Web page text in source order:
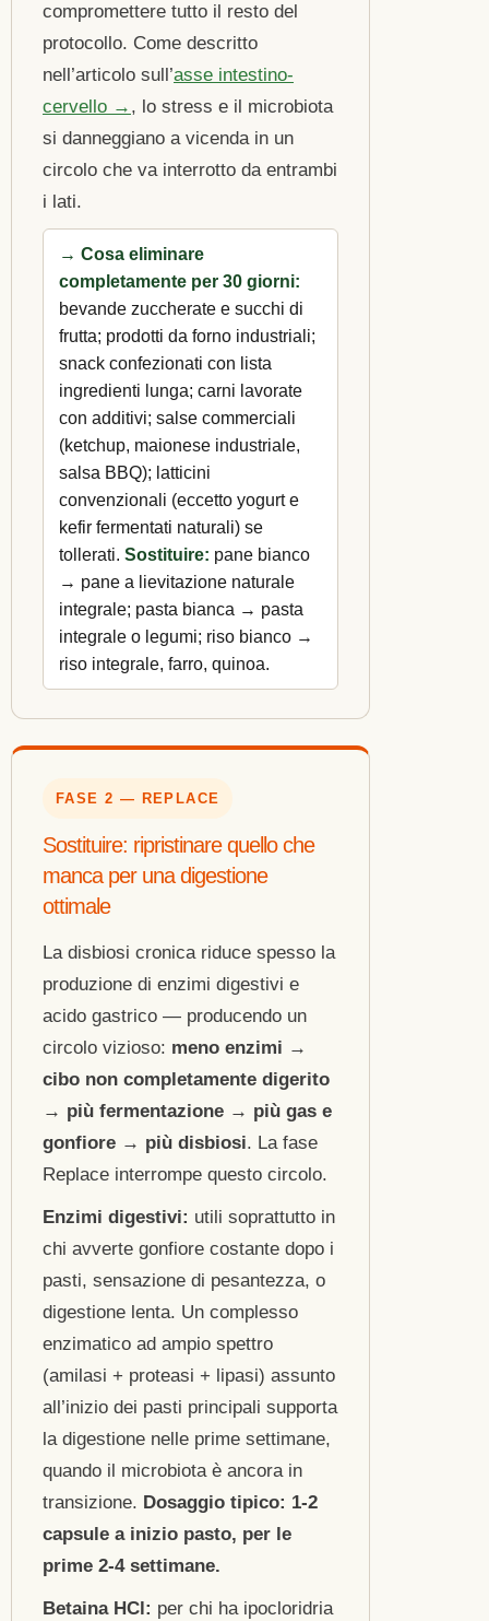
compromettere tutto il resto del
protocollo. Come descritto
nell’articolo sull’asse intestino-
cervello → , lo stress e il microbiota
si danneggiano a vicenda in un
circolo che va interrotto da entrambi
i lati.
→ Cosa eliminare
completamente per 30 giorni:
bevande zuccherate e succhi di
frutta; prodotti da forno industriali;
snack confezionati con lista
ingredienti lunga; carni lavorate
con additivi; salse commerciali
(ketchup, maionese industriale,
salsa BBQ); latticini
convenzionali (eccetto yogurt e
kefir fermentati naturali) se
tollerati. Sostituire: pane bianco
→ pane a lievitazione naturale
integrale; pasta bianca → pasta
integrale o legumi; riso bianco →
riso integrale, farro, quinoa.
FASE 2 — REPLACE
Sostituire: ripristinare quello che
manca per una digestione
ottimale
La disbiosi cronica riduce spesso la
produzione di enzimi digestivi e
acido gastrico — producendo un
circolo vizioso: meno enzimi →
cibo non completamente digerito
→ più fermentazione → più gas e
gonfiore → più disbiosi. La fase
Replace interrompe questo circolo.
Enzimi digestivi: utili soprattutto in
chi avverte gonfiore costante dopo i
pasti, sensazione di pesantezza, o
digestione lenta. Un complesso
enzimatico ad ampio spettro
(amilasi + proteasi + lipasi) assunto
all’inizio dei pasti principali supporta
la digestione nelle prime settimane,
quando il microbiota è ancora in
transizione. Dosaggio tipico: 1-2
capsule a inizio pasto, per le
prime 2-4 settimane.
Betaina HCl: per chi ha ipocloridria